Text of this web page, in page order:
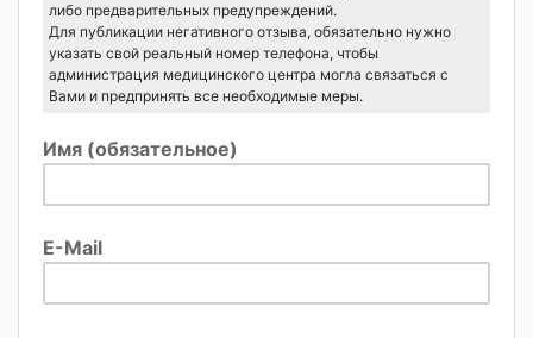
либо предварительных предупреждений.
Для публикации негативного отзыва, обязательно нужно
указать свой реальный номер телефона, чтобы
администрация медицинского центра могла связаться с
Вами и предпринять все необходимые меры.
Имя (обязательное)
E-Mail